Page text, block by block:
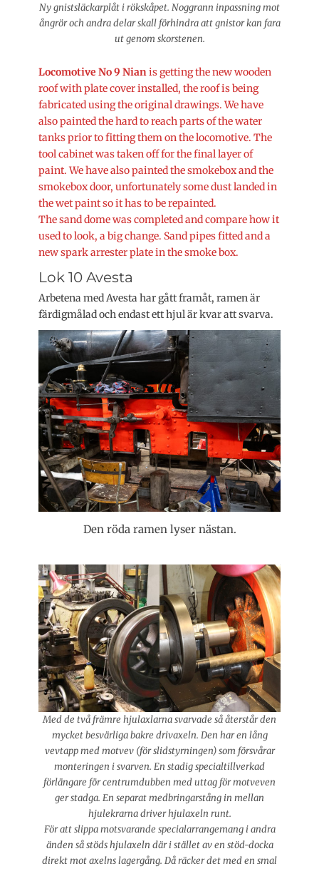
Ny gnistsläckarplåt i rökskåpet. Noggrann inpassning mot
ångrör och andra delar skall förhindra att gnistor kan fara
ut genom skorstenen.
Locomotive No 9 Nianis getting the new wooden
roof with plate cover installed, the roof is being
fabricated using the original drawings. We have
also painted the hard to reach parts of the water
tanks prior to fitting them on the locomotive. The
tool cabinet was taken off for the final layer of
paint. We have also painted the smokebox and the
smokebox door, unfortunately some dust landed in
the wet paint so it has to be repainted.
The sand dome was completed and compare how it
used to look, a big change. Sand pipes fitted and a
new spark arrester plate in the smoke box.
Lok 10 Avesta
Arbetena med Avesta har gått framåt, ramen är
färdigmålad och endast ett hjul är kvar att svarva.
Den röda ramen lyser nästan.
Med de två främre hjulaxlarna svarvade så återstår den
mycket besvärliga bakre drivaxeln. Den har en lång
vevtapp med motvev (för slidstyrningen) som försvårar
monteringen i svarven. En stadig specialtillverkad
förlängare för centrumdubben med uttag för motveven
ger stadga. En separat medbringarstång in mellan
hjulekrarna driver hjulaxeln runt.
För att slippa motsvarande specialarrangemang i andra
änden så stöds hjulaxeln där i stället av en stöd-docka
direkt mot axelns lagergång. Då räcker det med en smal